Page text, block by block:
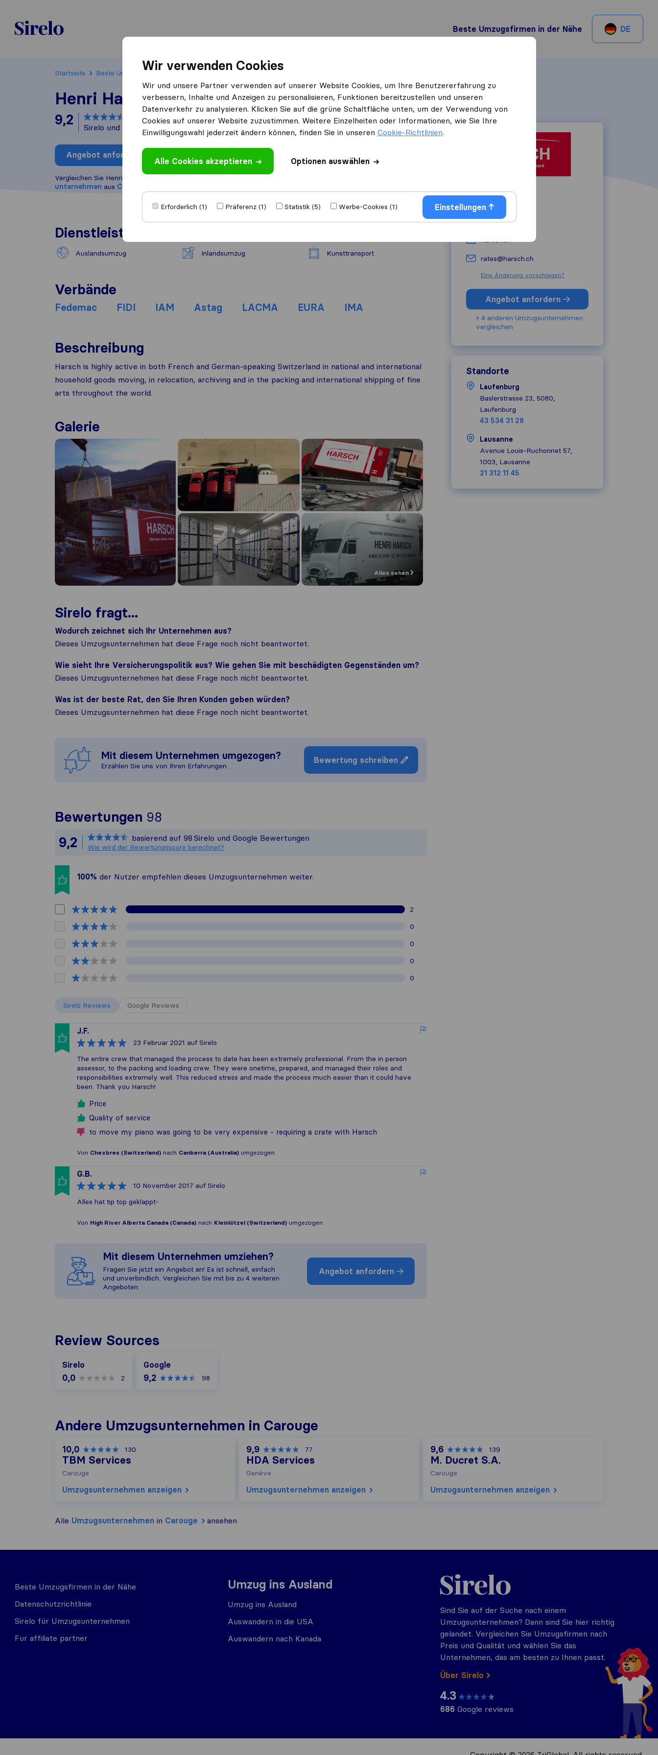
Sirelo.ch
Beste Umzugsfirmen in der Nähe DE
Startseite Beste Umzugsfirmen in der Nähe Carouge Henri Harsch HH SA
Henri Harsch HH SA
9,2 basierend auf98
Sirelo und Google Bewertungen
Angebot anfordern Bewertung schreiben
Vergleichen Sie Henri Harsch HH SA mit anderen
unternehmen aus Carouge
Was Kunden sagen
Preis (1)
Preis (1)
Dienstleistungen
Auslandsumzug Inlandsumzug Kunsttransport
Verbände
Fedemac FIDI IAM Astag LACMA EURA IMA
Beschreibung
Harsch is highly active in both French and German-speaking Switzerland in national and international
household goods moving, in relocation, archiving and in the packing and international shipping of fine
arts throughout the world.
Galerie
Alles sehen
Sirelo fragt...
Wodurch zeichnet sich Ihr Unternehmen aus?
Dieses Umzugsunternehmen hat diese Frage noch nicht beantwortet.
Wie sieht Ihre Versicherungspolitik aus? Wie gehen Sie mit beschädigten Gegenständen um?
Dieses Umzugsunternehmen hat diese Frage noch nicht beantwortet.
Was ist der beste Rat, den Sie Ihren Kunden geben würden?
Dieses Umzugsunternehmen hat diese Frage noch nicht beantwortet.
Mit diesem Unternehmen umgezogen?
Erzählen Sie uns von Ihren Erfahrungen.
Bewertung schreiben
Bewertungen 98
Alle gesammelten Kundenbewertungen von Nutzern von Sirelo unterliegen
9,2 basierend auf 98 Sirelo und Google Bewertungen
Wie wird der Bewertungsscore berechnet?
100% der Nutzer empfehlen dieses Umzugs​unternehmen weiter.
2
0
0
0
0
Sirelo Reviews Google Reviews
J.F.
23 Februar 2021 auf Sirelo
The entire crew that managed the process to date has been extremely professional. From the in person
assessor, to the packing and loading crew. They were onetime, prepared, and managed their roles and
responsibilities extremely well. This reduced stress and made the process much easier than it could have
been. Thank you Harsch!
Price
Quality of service
to move my piano was going to be very expensive - requiring a crate with Harsch
Von Chexbres (Switzerland) nach Canberra (Australia) umgezogen.
G.B.
10 November 2017 auf Sirelo
Alles hat tip top geklappt-
Von High River Alberta Canada (Canada) nach Kleinlützel (Switzerland) umgezogen.
Mit diesem Unternehmen umziehen?
Fragen Sie jetzt ein Angebot an! Es ist schnell, einfach
und unverbindlich. Vergleichen Sie mit bis zu 4 weiteren
Angeboten.
Angebot anfordern
Rue Baylon 10
1227
Carouge
022 300 43 00
harsch.ch
rates@harsch.ch
Eine Änderung vorschlagen?
Angebot anfordern
+ 4 anderen Umzugs​unternehmen
vergleichen
Standorte
Laufenburg
Baslerstrasse 23, 5080,
Laufenburg
43 534 31 28
Lausanne
Avenue Louis-Ruchonnet 57,
1003, Lausanne
21 312 11 45
Review Sources
Sirelo
0,0 2
Google
9,2 98
Andere Umzugs​unternehmen in Carouge
10,0 130
TBM Services
Carouge
Umzugs​unternehmen anzeigen
9,9 77
HDA Services
Genève
Umzugs​unternehmen anzeigen
9,6 139
M. Ducret S.A.
Carouge
Umzugs​unternehmen anzeigen
Alle Umzugs​unternehmen in Carouge ansehen
Beste Umzugsfirmen in der Nähe
Datenschutzrichtlinie
Sirelo für Umzugsunternehmen
Fur affiliate partner
Umzug ins Ausland
Umzug ins Ausland
Auswandern in die USA
Auswandern nach Kanada
Sirelo.ch
Sind Sie auf der Suche nach einem
Umzugsunternehmen? Dann sind Sie hier richtig
gelandet. Vergleichen Sie Umzugsfirmen nach
Preis und Qualität und wählen Sie das
Unternehmen, das am besten zu Ihnen passt.
Über Sirelo
4.3
686 Google reviews
Wir verwenden Cookies
Wir und unsere Partner verwenden auf unserer Website Cookies, um Ihre Benutzererfahrung zu
verbessern, Inhalte und Anzeigen zu personalisieren, Funktionen bereitzustellen und unseren
Datenverkehr zu analysieren. Klicken Sie auf die grüne Schaltfläche unten, um der Verwendung von
Cookies auf unserer Website zuzustimmen. Weitere Einzelheiten oder Informationen, wie Sie Ihre
Einwilligungswahl jederzeit ändern können, finden Sie in unseren Cookie-Richtlinien.
Alle Cookies akzeptieren Optionen auswählen
Erforderlich (1) Präferenz (1) Statistik (5) Werbe-Cookies (1) Einstellungen